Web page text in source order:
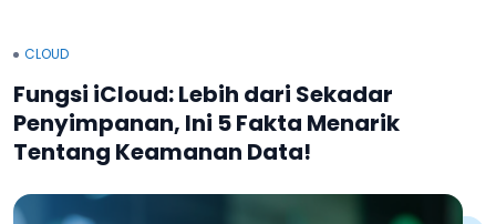
CLOUD
Fungsi iCloud: Lebih dari Sekadar
Penyimpanan, Ini 5 Fakta Menarik
Tentang Keamanan Data!